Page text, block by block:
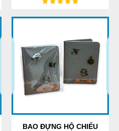
BAO ĐỰNG HỘ CHIẾU